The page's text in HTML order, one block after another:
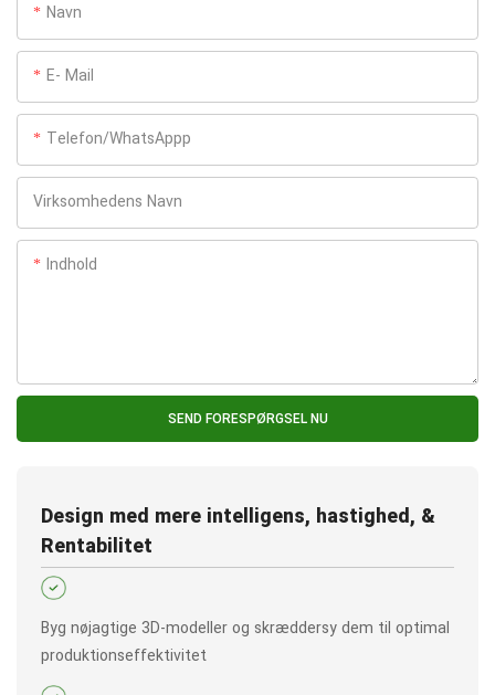
Navn
E- Mail
Telefon/WhatsAppp
Virksomhedens Navn
Indhold
SEND FORESPØRGSEL NU
Design med mere intelligens, hastighed, &
Rentabilitet
Byg nøjagtige 3D-modeller og skræddersy dem til optimal
produktionseffektivitet